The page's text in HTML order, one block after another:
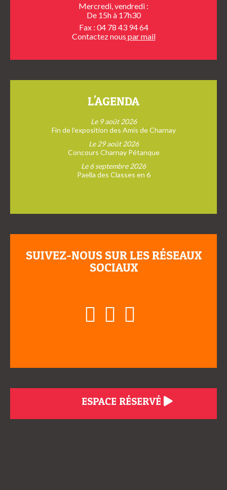
Mercredi, vendredi :
De 15h à 17h30
Fax : 04 78 43 94 64
Contactez nous par mail
L'AGENDA
Le 9 août 2026
Fin de l’exposition des Amis de Charnay
Le 29 août 2026
Concours Charnay Pétanque
Le 6 septembre 2026
Paella des Classes en 6
SUIVEZ-NOUS SUR LES RÉSEAUX
SOCIAUX
ESPACE RÉSERVÉ